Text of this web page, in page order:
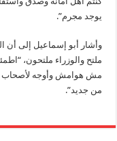
يوجد مجرم”.
وأشار أبو إسماعيل إلى أن
ملتح والوزراء ملتحون،
مش هوامش وأوجه لأصحاب
من جديد”.